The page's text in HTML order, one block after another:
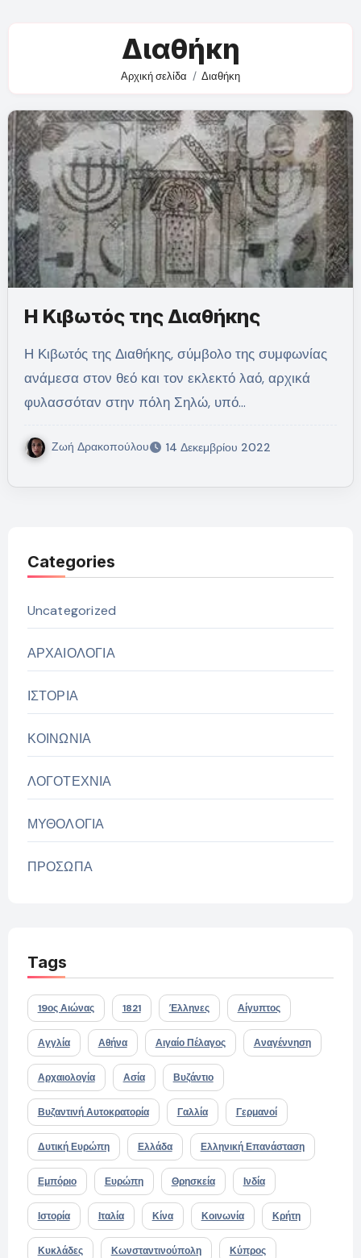
Διαθήκη
Αρχική σελίδα Διαθήκη
Η Κιβωτός της Διαθήκης
Η Κιβωτός της Διαθήκης, σύμβολο της συμφωνίας
ανάμεσα στον θεό και τον εκλεκτό λαό, αρχικά
φυλασσόταν στην πόλη Σηλώ, υπό…
Ζωή Δρακοπούλου 14 Δεκεμβρίου 2022
Categories
Uncategorized
ΑΡΧΑΙΟΛΟΓΙΑ
ΙΣΤΟΡΙΑ
ΚΟΙΝΩΝΙΑ
ΛΟΓΟΤΕΧΝΙΑ
ΜΥΘΟΛΟΓΙΑ
ΠΡΟΣΩΠΑ
Tags
19ος Αιώνας 1821 Έλληνες Αίγυπτος
Αγγλία Αθήνα Αιγαίο Πέλαγος Αναγέννηση
Αρχαιολογία Ασία Βυζάντιο
Βυζαντινή Αυτοκρατορία Γαλλία Γερμανοί
Δυτική Ευρώπη Ελλάδα Ελληνική Επανάσταση
Εμπόριο Ευρώπη Θρησκεία Ινδία
Ιστορία Ιταλία Κίνα Κοινωνία Κρήτη
Κυκλάδες Κωνσταντινούπολη Κύπρος